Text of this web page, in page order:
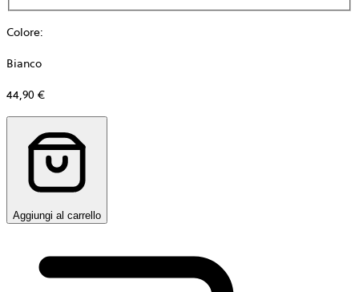
Colore:
Bianco
44,90 €
Aggiungi al carrello